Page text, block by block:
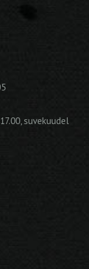
suvekuudel